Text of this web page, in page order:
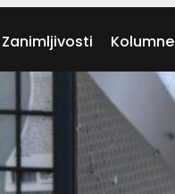
Zanimljivosti Kolumne